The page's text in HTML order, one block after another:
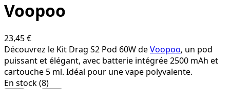
Voopoo
23,45 €
Découvrez le Kit Drag S2 Pod 60W deVoopoo, un pod
puissant et élégant, avec batterie intégrée 2500 mAh et
cartouche 5 ml. Idéal pour une vape polyvalente.
En stock (8)